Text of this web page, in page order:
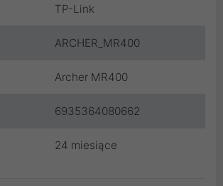
TP-Link
ARCHER_MR400
Archer MR400
6935364080662
24 miesiące